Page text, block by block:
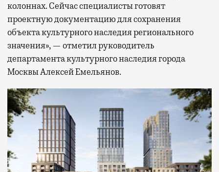
колоннах. Сейчас специалисты готовят
проектную документацию для сохранения
объекта культурного наследия регионального
значения», — отметил руководитель
департамента культурного наследия города
Москвы Алексей Емельянов.